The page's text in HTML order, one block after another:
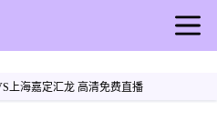
上海嘉定汇龙 高清免费直播